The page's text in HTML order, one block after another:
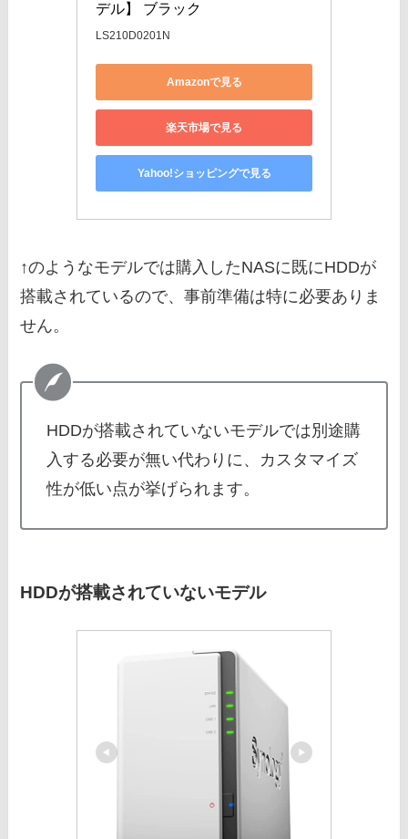
デル】 ブラック
LS210D0201N
Amazonで見る
楽天市場で見る
Yahoo!ショッピングで見る
↑のようなモデルでは購入したNASに既にHDDが
搭載されているので、事前準備は特に必要ありま
せん。
HDDが搭載されていないモデルでは別途購
入する必要が無い代わりに、カスタマイズ
性が低い点が挙げられます。
HDDが搭載されていないモデル